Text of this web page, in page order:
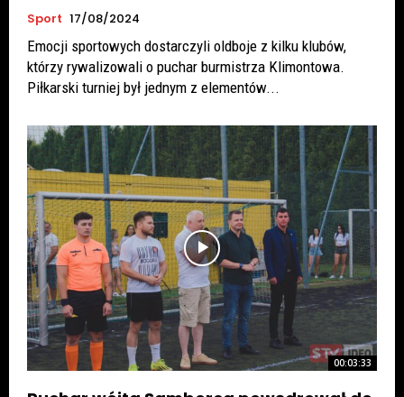
Sport 17/08/2024
Emocji sportowych dostarczyli oldboje z kilku klubów,
którzy rywalizowali o puchar burmistrza Klimontowa.
Piłkarski turniej był jednym z elementów...
00:03:33